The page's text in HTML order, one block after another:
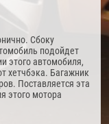
Сбоку
подойдет
этого автомобиля,
хетчбэка. Багажник
Поставляется эта
этого мотора